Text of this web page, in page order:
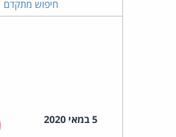
חיפוש מתקדם
5 במאי 2020